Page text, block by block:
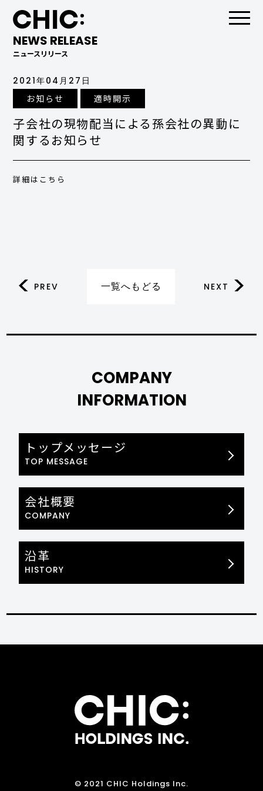
NEWS RELEASE
ニュースリリース
2021年04月27日
お知らせ
適時開示
子会社の現物配当による孫会社の異動に
関するお知らせ
詳細はこちら
PREV 一覧へもどる NEXT
COMPANY
INFORMATION
トップメッセージ
TOP MESSAGE
会社概要
COMPANY
沿革
HISTORY
© 2021 CHIC Holdings Inc.